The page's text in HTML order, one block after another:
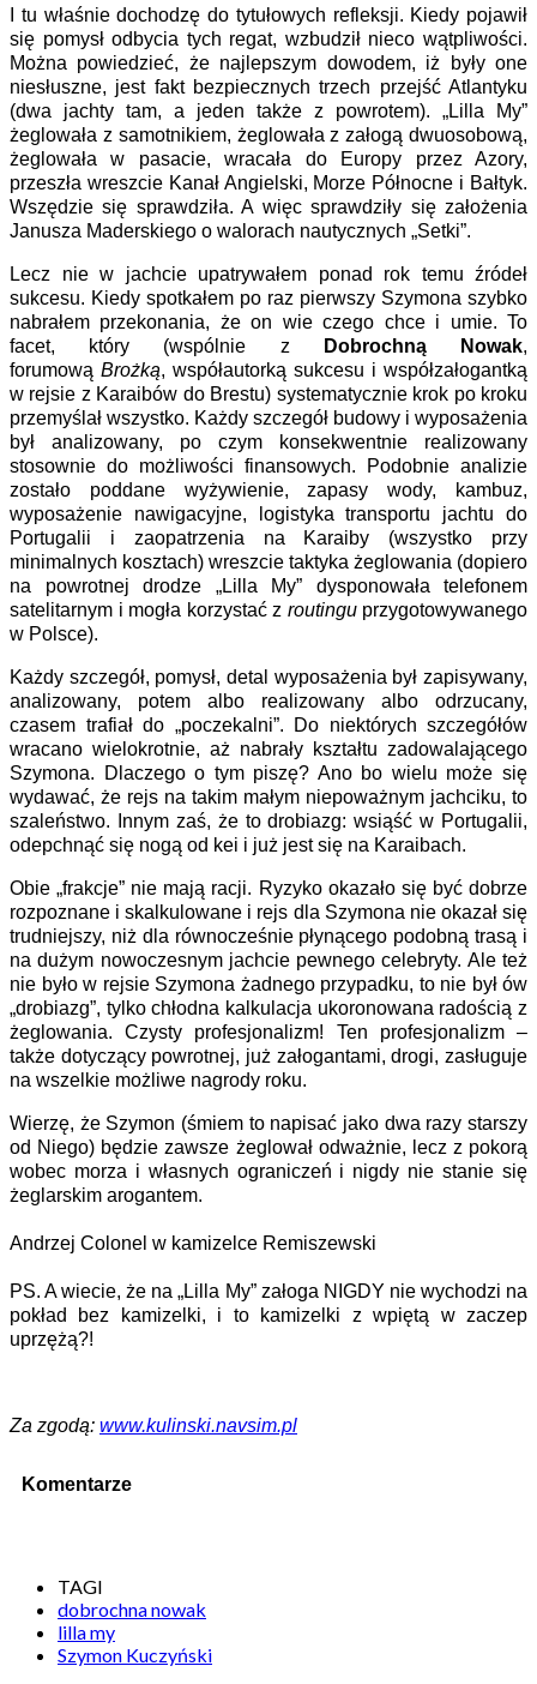
I tu właśnie dochodzę do tytułowych refleksji. Kiedy pojawił
się pomysł odbycia tych regat, wzbudził nieco wątpliwości.
Można powiedzieć, że najlepszym dowodem, iż były one
niesłuszne, jest fakt bezpiecznych trzech przejść Atlantyku
(dwa jachty tam, a jeden także z powrotem). „Lilla My”
żeglowała z samotnikiem, żeglowała z załogą dwuosobową,
żeglowała w pasacie, wracała do Europy przez Azory,
przeszła wreszcie Kanał Angielski, Morze Północne i Bałtyk.
Wszędzie się sprawdziła. A więc sprawdziły się założenia
Janusza Maderskiego o walorach nautycznych „Setki”.
Lecz nie w jachcie upatrywałem ponad rok temu źródeł
sukcesu. Kiedy spotkałem po raz pierwszy Szymona szybko
nabrałem przekonania, że on wie czego chce i umie. To
facet, który (wspólnie z
Dobrochną Nowak,
forumową Brożką, współautorką sukcesu i współzałogantką
w rejsie z Karaibów do Brestu) systematycznie krok po kroku
przemyślał wszystko. Każdy szczegół budowy i wyposażenia
był analizowany, po czym konsekwentnie realizowany
stosownie do możliwości finansowych. Podobnie analizie
zostało poddane wyżywienie, zapasy wody, kambuz,
wyposażenie nawigacyjne, logistyka transportu jachtu do
Portugalii i zaopatrzenia na Karaiby (wszystko przy
minimalnych kosztach) wreszcie taktyka żeglowania (dopiero
na powrotnej drodze „Lilla My” dysponowała telefonem
satelitarnym i mogła korzystać z routingu przygotowywanego
w Polsce).
Każdy szczegół, pomysł, detal wyposażenia był zapisywany,
analizowany, potem albo realizowany albo odrzucany,
czasem trafiał do „poczekalni”. Do niektórych szczegółów
wracano wielokrotnie, aż nabrały kształtu zadowalającego
Szymona. Dlaczego o tym piszę? Ano bo wielu może się
wydawać, że rejs na takim małym niepoważnym jachciku, to
szaleństwo. Innym zaś, że to drobiazg: wsiąść w Portugalii,
odepchnąć się nogą od kei i już jest się na Karaibach.
Obie „frakcje” nie mają racji. Ryzyko okazało się być dobrze
rozpoznane i skalkulowane i rejs dla Szymona nie okazał się
trudniejszy, niż dla równocześnie płynącego podobną trasą i
na dużym nowoczesnym jachcie pewnego celebryty. Ale też
nie było w rejsie Szymona żadnego przypadku, to nie był ów
„drobiazg”, tylko chłodna kalkulacja ukoronowana radością z
żeglowania. Czysty profesjonalizm! Ten profesjonalizm –
także dotyczący powrotnej, już załogantami, drogi, zasługuje
na wszelkie możliwe nagrody roku.
Wierzę, że Szymon (śmiem to napisać jako dwa razy starszy
od Niego) będzie zawsze żeglował odważnie, lecz z pokorą
wobec morza i własnych ograniczeń i nigdy nie stanie się
żeglarskim arogantem.
Andrzej Colonel w kamizelce Remiszewski
PS. A wiecie, że na „Lilla My” załoga NIGDY nie wychodzi na
pokład bez kamizelki, i to kamizelki z wpiętą w zaczep
uprzężą?!
Za zgodą: www.kulinski.navsim.pl
Komentarze
TAGI
dobrochna nowak
lilla my
Szymon Kuczyński